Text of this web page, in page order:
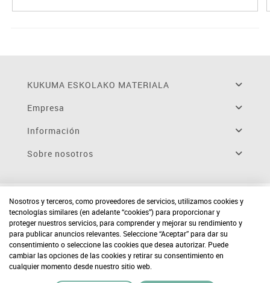
KUKUMA ESKOLAKO MATERIALA
Empresa
Información
Sobre nosotros
Nosotros y terceros, como proveedores de servicios, utilizamos cookies y
tecnologías similares (en adelante “cookies”) para proporcionar y
proteger nuestros servicios, para comprender y mejorar su rendimiento y
para publicar anuncios relevantes. Seleccione “Aceptar” para dar su
consentimiento o seleccione las cookies que desea autorizar. Puede
cambiar las opciones de las cookies y retirar su consentimiento en
cualquier momento desde nuestro sitio web.